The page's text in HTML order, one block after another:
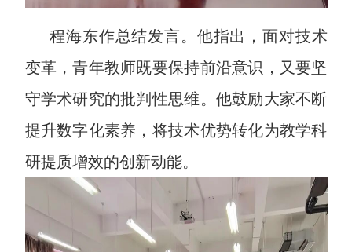
程海东作总结发言。他指出，面对技术
变革，青年教师既要保持前沿意识，又要坚
守学术研究的批判性思维。他鼓励大家不断
提升数字化素养，将技术优势转化为教学科
研提质增效的创新动能。